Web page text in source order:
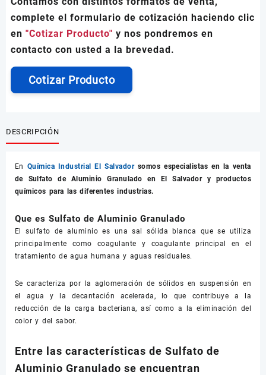
complete el formulario de cotización haciendo clic
en "Cotizar Producto" y nos pondremos en
contacto con usted a la brevedad.
Cotizar Producto
DESCRIPCIÓN
En Química Industrial El Salvadorsomos especialistas en la venta
de Sulfato de Aluminio Granuladoen El Salvador y productos
químicos para las diferentes industrias.
Que es Sulfato de Aluminio Granulado
El sulfato de aluminio es una sal sólida blanca que se utiliza
principalmente como coagulante y coagulante principal en el
tratamiento de agua humana y aguas residuales.
Se caracteriza por la aglomeración de sólidos en suspensión en
el agua y la decantación acelerada, lo que contribuye a la
reducción de la carga bacteriana, así como a la eliminación del
color y del sabor.
Entre las características de Sulfato de
Aluminio Granulado se encuentran